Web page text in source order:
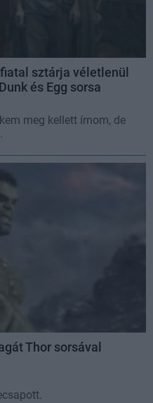
sztárja véletlenül
és Egg sorsa
meg kellett írnom, de
Thor sorsával